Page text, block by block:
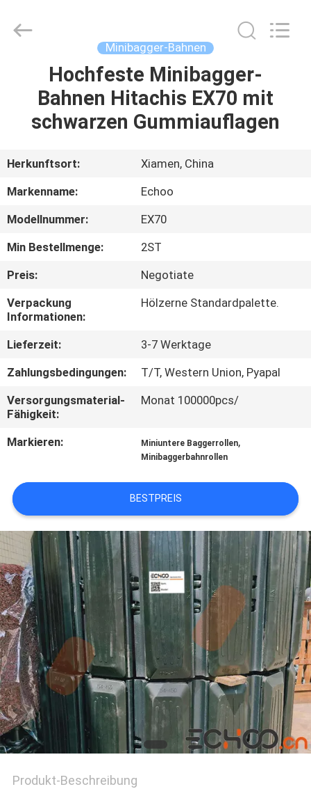
HAUS
PRODUKTE
ÜBER
UNS
FABRIK-
AUSFLUG
QUALITÄTSKONTROLLE
NACHRICHTEN
SIE EIN
ZITAT
SITEMAP
PRIVACY
POLICY
Rights
Minibagger-Bahnen
Hochfeste Minibagger-
Bahnen Hitachis EX70 mit
schwarzen Gummiauflagen
Herkunftsort:
Xiamen, China
Markenname:
Echoo
Modellnummer:
EX70
Min Bestellmenge:
2ST
Preis:
Negotiate
Verpackung
Informationen:
Hölzerne Standardpalette.
Lieferzeit:
3-7 Werktage
Zahlungsbedingungen:
T/T, Western Union, Pyapal
Versorgungsmaterial-
Fähigkeit:
Monat 100000pcs/
Markieren: Miniuntere Baggerrollen,
Minibaggerbahnrollen
BESTPREIS
Produkt-Beschreibung